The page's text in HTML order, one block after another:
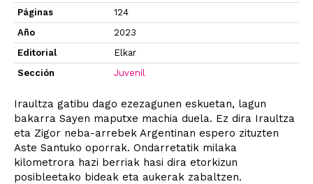
Páginas
124
Año
2023
Editorial
Elkar
Sección
Juvenil
Iraultza gatibu dago ezezagunen eskuetan, lagun
bakarra Sayen maputxe machia duela. Ez dira Iraultza
eta Zigor neba-arrebek Argentinan espero zituzten
Aste Santuko oporrak. Ondarretatik milaka
kilometrora hazi berriak hasi dira etorkizun
posibleetako bideak eta aukerak zabaltzen.